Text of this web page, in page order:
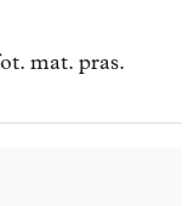
mat. pras.